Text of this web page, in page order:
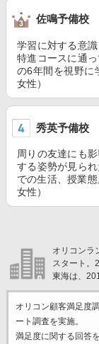
佐鳴予備校
学習に対する意
特進コースに通
の6年間を視野に
女性）
秀英予備校
周りの友達にも
する姿勢が見ら
での生活、授業
女性）
オリコンラ
スタート。
東海は、
オリコン顧客満足度
ート調査を実施。
満足度に関する回答